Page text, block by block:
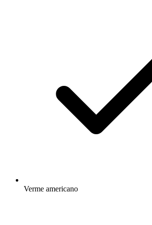
Verme americano